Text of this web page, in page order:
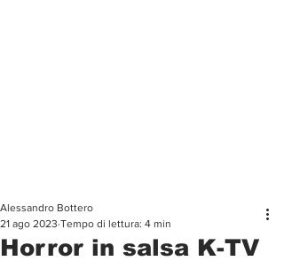
Horror in salsa K-TV
Alessandro Bottero
21 ago 2023 Tempo di lettura: 4 min